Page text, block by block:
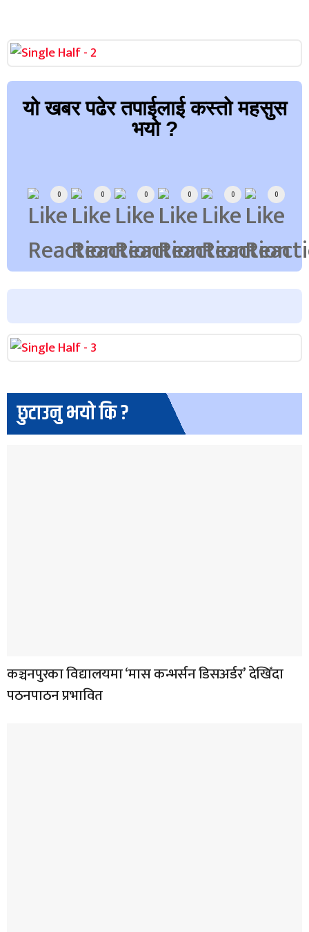
यो खबर पढेर तपाईलाई कस्तो महसुस
भयो ?
0 0 0 0 0 0
छुटाउनु भयो कि ?
कञ्चनपुरका विद्यालयमा ‘मास कन्भर्सन डिसअर्डर’ देखिँदा
पठनपाठन प्रभावित